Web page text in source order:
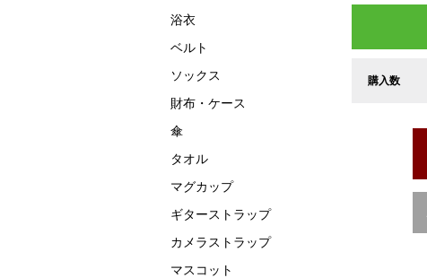
購入数
浴衣
ベルト
ソックス
財布・ケース
傘
タオル
マグカップ
ギターストラップ
カメラストラップ
マスコット